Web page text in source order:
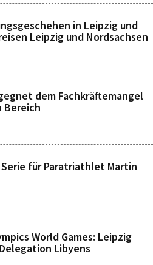
in Leipzig und
Leipzig und Nordsachsen
dem Fachkräftemangel
Bereich
für Paratriathlet Martin
World Games: Leipzig
Libyens